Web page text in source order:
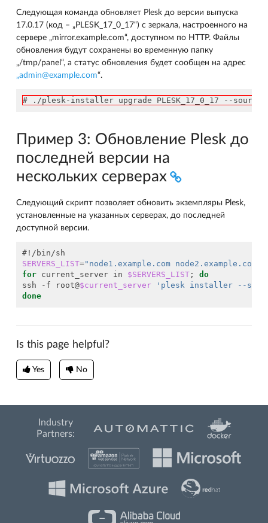
Следующая команда обновляет Plesk до версии выпуска
17.0.17 (код – „PLESK_17_0_17“) с зеркала, настроенного на
сервере „mirror.example.com“, доступном по HTTP. Файлы
обновления будут сохранены во временную папку
„/tmp/panel“, а статус обновления будет сообщен на адрес
„admin@example.com“.
# ./plesk-installer upgrade PLESK_17_0_17 --
Пример 3: Обновление Plesk до
последней версии на
нескольких серверах
Следующий скрипт позволяет обновить экземпляры Plesk,
установленные на указанных серверах, до последней
доступной версии.
#!/bin/sh
SERVERS_LIST="node1.example.com node2.example.com"
for current_server in $SERVERS_LIST ;
do
ssh -f root@$current_server
'plesk installer --
done
Is this page helpful?
Yes No
Industry
Partners: